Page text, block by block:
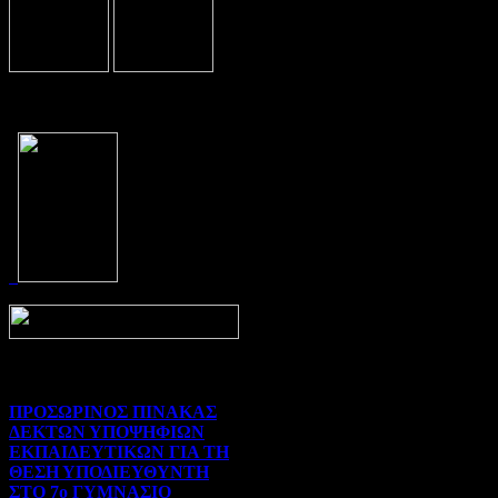
ΠΡΟΣΩΡΙΝΟΣ ΠΙΝΑΚΑΣ
ΔΕΚΤΩΝ ΥΠΟΨΗΦΙΩΝ
ΕΚΠΑΙΔΕΥΤΙΚΩΝ ΓΙΑ ΤΗ
ΘΕΣΗ ΥΠΟΔΙΕΥΘΥΝΤΗ
ΣΤΟ 7ο ΓΥΜΝΑΣΙΟ